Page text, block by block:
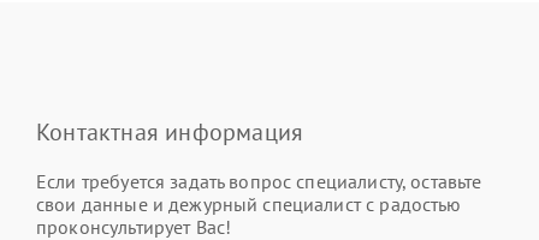
Контактная информация
Если требуется задать вопрос специалисту, оставьте
свои данные и дежурный специалист с радостью
проконсультирует Вас!